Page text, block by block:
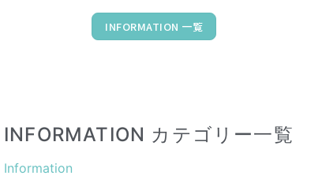
INFORMATION 一覧
INFORMATION カテゴリー一覧
Information